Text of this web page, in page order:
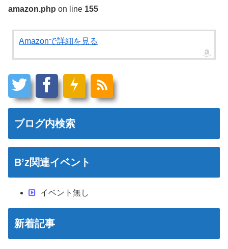
amazon.php on line 155
Amazonで詳細を見る
ブログ内検索
B’z関連イベント
イベント無し
新着記事